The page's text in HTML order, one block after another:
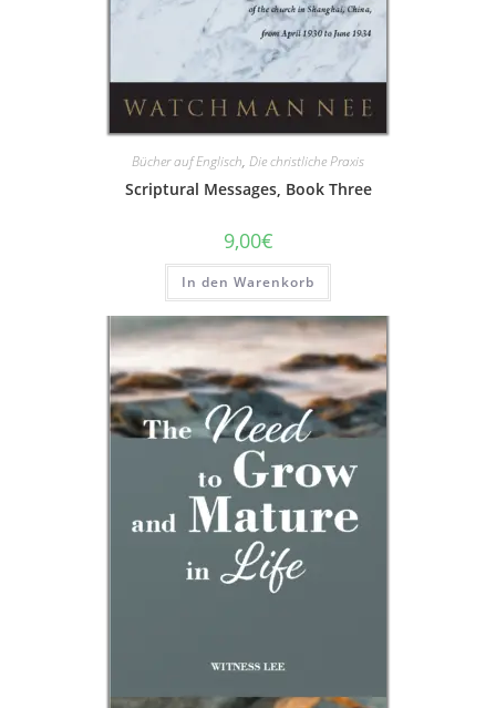
Bücher auf Englisch, Die christliche Praxis
Scriptural Messages, Book Three
9,00€
In den Warenkorb